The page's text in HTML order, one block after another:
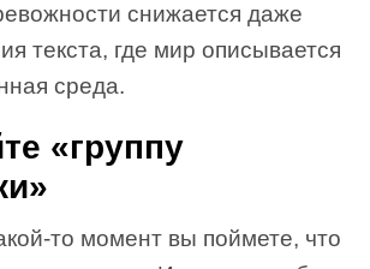
снижается даже
текста, где мир описывается
среда.
«группу
то момент вы поймете, что